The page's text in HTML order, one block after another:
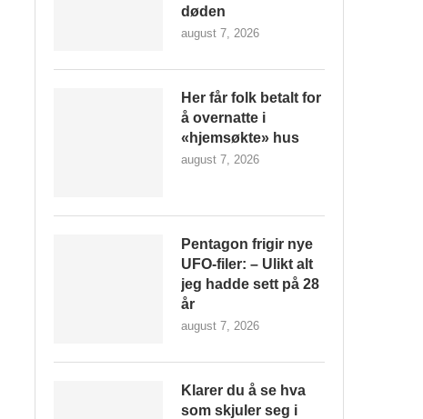
døden
august 7, 2026
Her får folk betalt for
å overnatte i
«hjemsøkte» hus
august 7, 2026
Pentagon frigir nye
UFO-filer: – Ulikt alt
jeg hadde sett på 28
år
august 7, 2026
Klarer du å se hva
som skjuler seg i